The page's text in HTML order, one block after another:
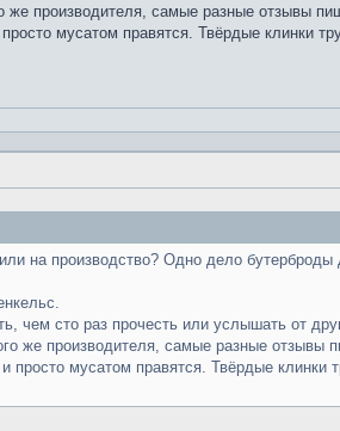
же производителя, самые разные отзывы
мусатом правятся. Твёрдые клинки
на производство? Одно дело бутерброды
чем сто раз прочесть или услышать от
же производителя, самые разные отзывы
просто мусатом правятся. Твёрдые